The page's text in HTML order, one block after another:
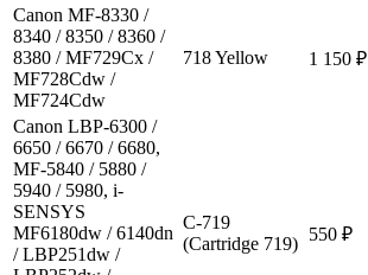
Canon MF-8330 /
8340 / 8350 / 8360 /
8380 / MF729Cx /
MF728Cdw /
MF724Cdw
718 Yellow 1 150 ₽
Canon LBP-6300 /
6650 / 6670 / 6680,
MF-5840 / 5880 /
5940 / 5980, i-
SENSYS
MF6180dw / 6140dn
/ LBP251dw /
C-719
(Cartridge 719) 550 ₽